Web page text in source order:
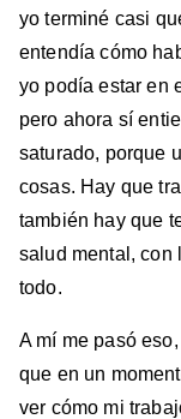
yo terminé casi
entendía cómo
yo podía estar en
pero ahora sí
saturado, porque
cosas. Hay que
también hay que
salud mental, con
todo.
A mí me pasó
que en un
ver cómo mi